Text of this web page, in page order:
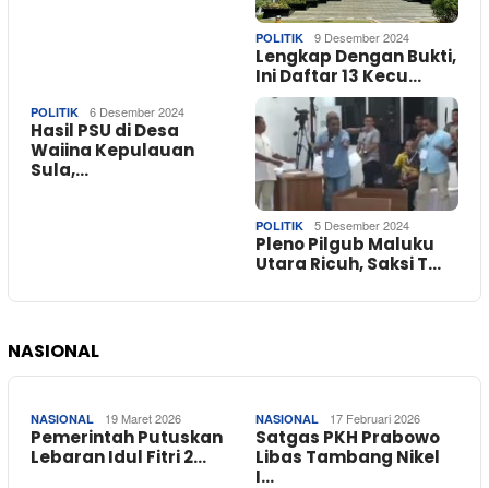
POLITIK 9 Desember 2024
Lengkap Dengan Bukti,
Ini Daftar 13 Kecu…
POLITIK 6 Desember 2024
Hasil PSU di Desa
Waiina Kepulauan
Sula,…
POLITIK 5 Desember 2024
Pleno Pilgub Maluku
Utara Ricuh, Saksi T…
NASIONAL
NASIONAL 19 Maret 2026
Pemerintah Putuskan
Lebaran Idul Fitri 2…
NASIONAL 17 Februari 2026
Satgas PKH Prabowo
Libas Tambang Nikel
I…